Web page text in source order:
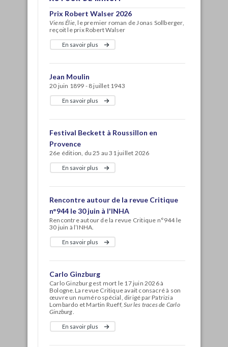
Prix Robert Walser 2026
Viens Élie , le premier roman de Jonas Sollberger,
reçoit le prix Robert Walser
En savoir plus
Jean Moulin
20 juin 1899 - 8 juillet 1943
En savoir plus
Festival Beckett à Roussillon en
Provence
26e édition, du 25 au 31 juillet 2026
En savoir plus
Rencontre autour de la revue Critique
n°944 le 30 juin à l'INHA
Rencontre autour de la revue Critique n°944 le
30 juin à l’INHA.
En savoir plus
Carlo Ginzburg
Carlo Ginzburg est mort le 17 juin 2026 à
Bologne.La revue Critique avait consacré à son
œuvre un numéro spécial, dirigé par Patrizia
Lombardo et Martin Rueff,Sur les traces de Carlo
Ginzburg
En savoir plus